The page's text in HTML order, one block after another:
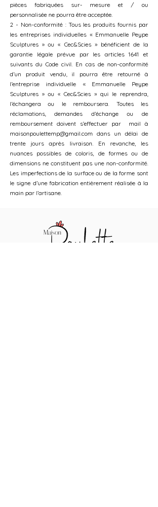
pièces fabriquées sur- mesure et / ou
personnalisée ne pourra être acceptée.
2 - Non-conformité : Tous les produits fournis par
les entreprises individuelles « Emmanuelle Peype
Sculptures » ou « Cec&Scies » bénéficient de la
garantie légale prévue par les articles 1641 et
suivants du Code civil. En cas de non-conformité
d’un produit vendu, il pourra être retourné à
l’entreprise individuelle « Emmanuelle Peype
Sculptures » ou « Cec&Scies » qui le reprendra,
l’échangera ou le remboursera. Toutes les
réclamations, demandes d’échange ou de
remboursement doivent s’effectuer par mail à
maisonpoulettemp@gmail.com dans un délai de
trente jours après livraison. En revanche, les
nuances possibles de coloris, de formes ou de
dimensions ne constituent pas une non-conformité.
Les imperfections de la surface ou de la forme sont
le signe d’une fabrication entièrement réalisée à la
main par l’artisane.